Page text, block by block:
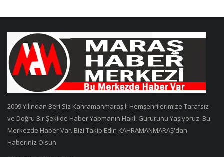
2009 Yılından Beri Siz Kahramanmaraş'lı Hemşehrilerimize Tarafsız
ve Doğru Bir Şekilde Haber Yapmanın Haklı Gururunu Yaşıyoruz. Bu
Merkezde Haber Var. Bizi Takip Edin KAHRAMANMARAŞ'dan
Haberiniz Olsun